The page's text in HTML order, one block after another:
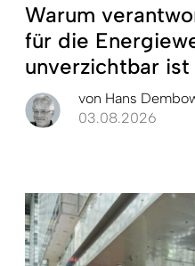
Warum
für die
unverzichtbar ist
von Hans
03.08.2026